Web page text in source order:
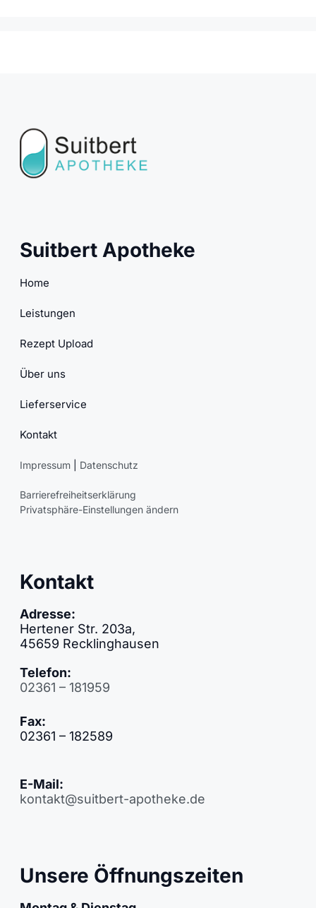
Suitbert Apotheke
Home
Leistungen
Rezept Upload
Über uns
Lieferservice
Kontakt
Impressum Datenschutz
Barrierefreiheitserklärung
Privatsphäre-Einstellungen ändern
Kontakt
Adresse:
Hertener Str. 203a,
45659 Recklinghausen
Telefon:
02361 – 181959
Fax:
02361 – 182589
E-Mail:
kontakt@suitbert-apotheke.de
Unsere Öffnungszeiten